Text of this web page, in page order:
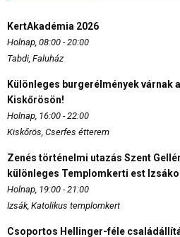
KertAkadémia 2026
Holnap, 08:00 - 20:00
Tabdi, Faluház
Különleges burgerélmények várnak
Kiskőrösön!
Holnap, 16:00 - 22:00
Kiskőrös, Cserfes étterem
Zenés történelmi utazás Szent
különleges Templomkerti est
Holnap, 19:00 - 21:00
Izsák, Katolikus templomkert
Csoportos Hellinger-féle